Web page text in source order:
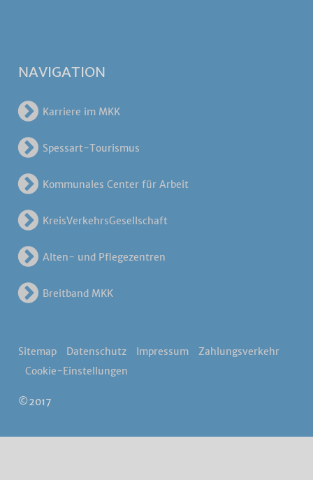
NAVIGATION
Karriere im MKK
Spessart-Tourismus
Kommunales Center für Arbeit
KreisVerkehrsGesellschaft
Alten- und Pflegezentren
Breitband MKK
Sitemap Datenschutz Impressum
Zahlungsverkehr
Cookie-Einstellungen
©2017